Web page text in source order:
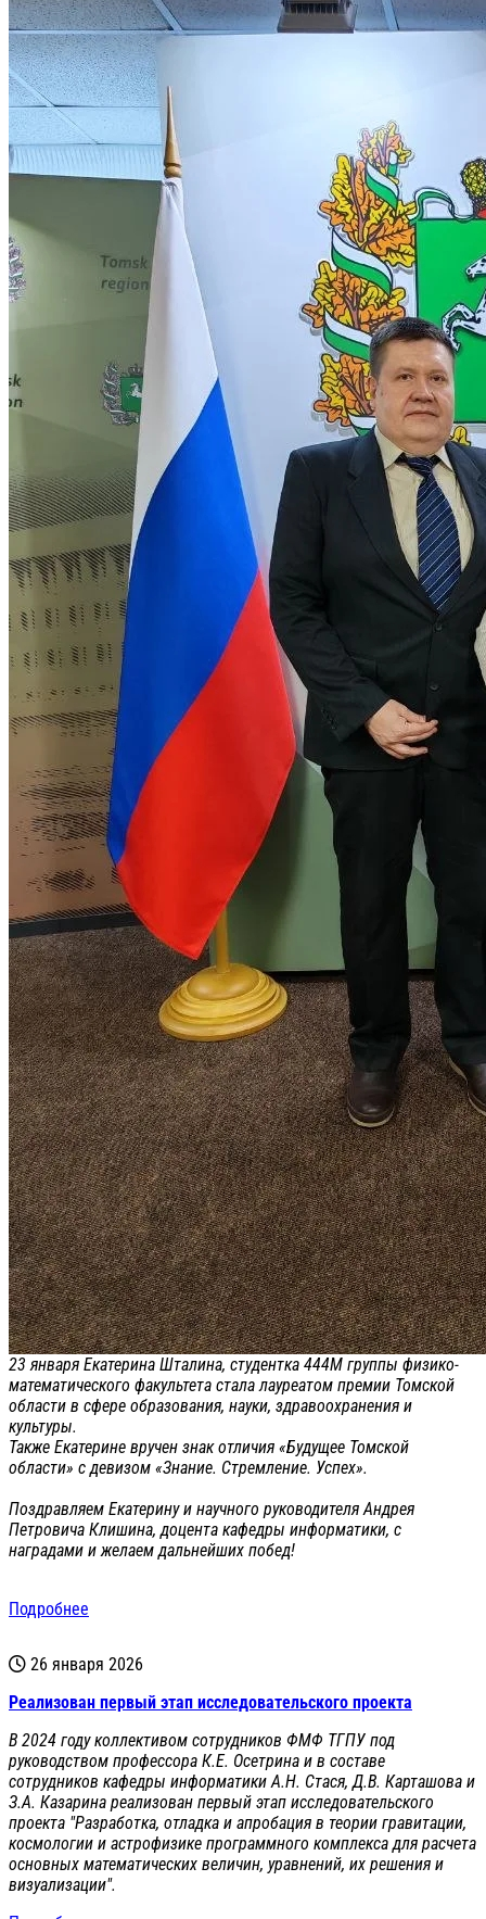
23 января Екатерина Шталина, студентка 444М группы физико-
математического факультета стала лауреатом премии Томской
области в сфере образования, науки, здравоохранения и
культуры.
Также Екатерине вручен знак отличия «Будущее Томской
области» с девизом «Знание. Стремление. Успех».
Поздравляем Екатерину и научного руководителя Андрея
Петровича Клишина, доцента кафедры информатики, с
наградами и желаем дальнейших побед!
Подробнее
26 января 2026
Реализован первый этап исследовательского проекта
В 2024 году коллективом сотрудников ФМФ ТГПУ под
руководством профессора К.Е. Осетрина и в составе
сотрудников кафедры информатики А.Н. Стася, Д.В. Карташова и
З.А. Казарина реализован первый этап исследовательского
проекта "Разработка, отладка и апробация в теории гравитации,
космологии и астрофизике программного комплекса для расчета
основных математических величин, уравнений, их решения и
визуализации".